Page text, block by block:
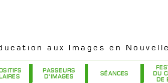
aux Images en
PASSEURS
D'IMAGES
SÉANCES
DU
DE